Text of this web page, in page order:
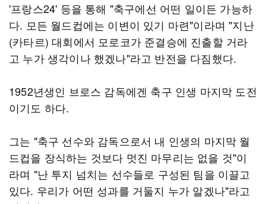
'프랑스24' 등을 통해 "축구에선 어떤 일이든 가능하
다. 모든 월드컵에는 이변이 있기 마련"이라며 "지난
(카타르) 대회에서 모로코가 준결승에 진출할 거라
고 누가 생각이나 했겠나"라고 반전을 다짐했다.
1952년생인 브로스 감독에겐 축구 인생 마지막 도전
이기도 하다.
그는 "축구 선수와 감독으로서 내 인생의 마지막 월
드컵을 장식하는 것보다 멋진 마무리는 없을 것"이
라며 "난 투지 넘치는 선수들로 구성된 팀을 이끌고
있다. 우리가 어떤 성과를 거둘지 누가 알겠나"라고